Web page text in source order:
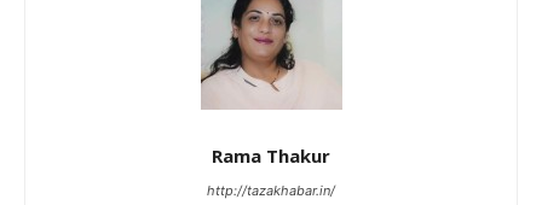
Rama Thakur
http://tazakhabar.in/